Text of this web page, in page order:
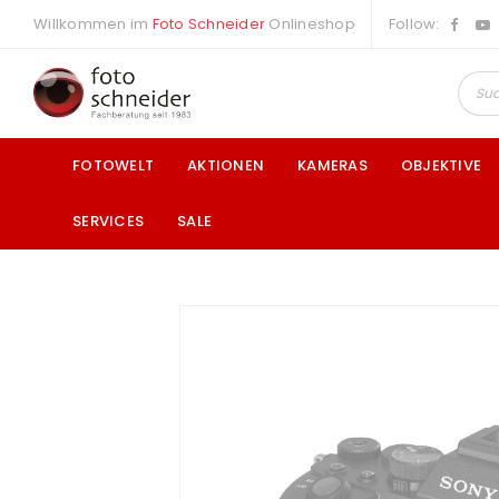
Willkommen im Foto Schneider Onlineshop Follow:
FOTOWELT AKTIONEN KAMERAS OBJEKTIVE
SERVICES SALE